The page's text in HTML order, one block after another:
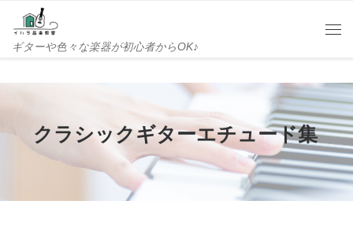
Skip to content
ギターや色々な楽器が初心者からOK♪
クラシックギターエチュード集